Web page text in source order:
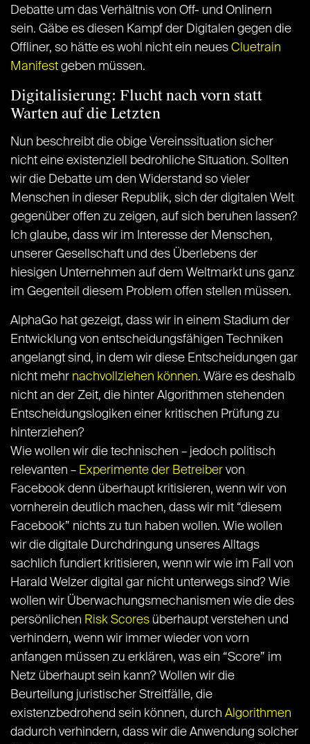
Debatte um das Verhältnis von Off- und Onlinern
sein. Gäbe es diesen Kampf der Digitalen gegen die
Offliner, so hätte es wohl nicht ein neues Cluetrain
Manifest geben müssen.
Digitalisierung: Flucht nach vorn statt
Warten auf die Letzten
Nun beschreibt die obige Vereinssituation sicher
nicht eine existenziell bedrohliche Situation. Sollten
wir die Debatte um den Widerstand so vieler
Menschen in dieser Republik, sich der digitalen Welt
gegenüber offen zu zeigen, auf sich beruhen lassen?
Ich glaube, dass wir im Interesse der Menschen,
unserer Gesellschaft und des Überlebens der
hiesigen Unternehmen auf dem Weltmarkt uns ganz
im Gegenteil diesem Problem offen stellen müssen.
AlphaGo hat gezeigt, dass wir in einem Stadium der
Entwicklung von entscheidungsfähigen Techniken
angelangt sind, in dem wir diese Entscheidungen gar
nicht mehr nachvollziehen können. Wäre es deshalb
nicht an der Zeit, die hinter Algorithmen stehenden
Entscheidungslogiken einer kritischen Prüfung zu
hinterziehen?
Wie wollen wir die technischen – jedoch politisch
relevanten – Experimente der Betreiber von
Facebook denn überhaupt kritisieren, wenn wir von
vornherein deutlich machen, dass wir mit “diesem
Facebook” nichts zu tun haben wollen. Wie wollen
wir die digitale Durchdringung unseres Alltags
sachlich fundiert kritisieren, wenn wir wie im Fall von
Harald Welzer digital gar nicht unterwegs sind? Wie
wollen wir Überwachungsmechanismen wie die des
persönlichen Risk Scores überhaupt verstehen und
verhindern, wenn wir immer wieder von vorn
anfangen müssen zu erklären, was ein “Score” im
Netz überhaupt sein kann? Wollen wir die
Beurteilung juristischer Streitfälle, die
existenzbedrohend sein können, durch Algorithmen
dadurch verhindern, dass wir die Anwendung solcher